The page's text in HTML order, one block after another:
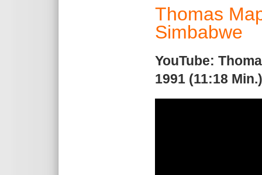
Thomas
Simbabwe
YouTube:
1991 (11:18 Min.)